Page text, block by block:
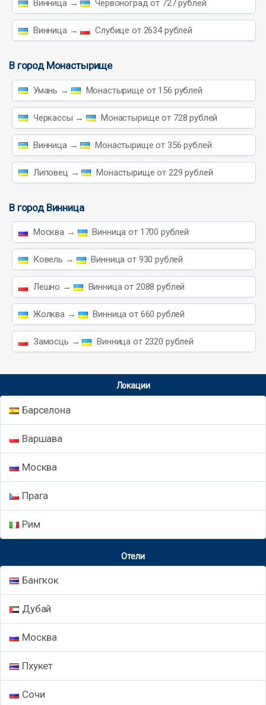
Винница → Червоноград от 727 рублей
Винница → Слубице от 2634 рублей
В город Монастырище
Умань → Монастырище от 156 рублей
Черкассы → Монастырище от 728 рублей
Винница → Монастырище от 356 рублей
Липовец → Монастырище от 229 рублей
В город Винница
Москва → Винница от 1700 рублей
Ковель → Винница от 930 рублей
Лешно → Винница от 2088 рублей
Жолква → Винница от 660 рублей
Замосць → Винница от 2320 рублей
Локации
Барселона
Варшава
Москва
Прага
Рим
Отели
Бангкок
Дубай
Москва
Пхукет
Сочи